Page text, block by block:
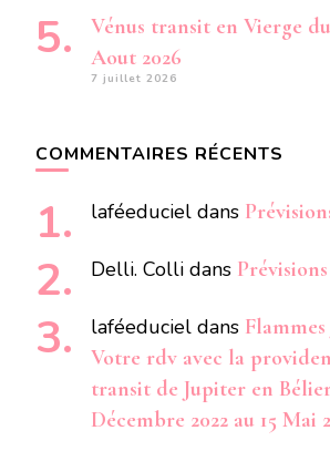
Vénus transit en Vierge
Aout 2026
7 juillet 2026
COMMENTAIRES RÉCENTS
laféeduciel dans
Delli. Colli dans
laféeduciel dans
Votre rdv avec la
transit de Jupiter en
Décembre 2022 au 15 Mai